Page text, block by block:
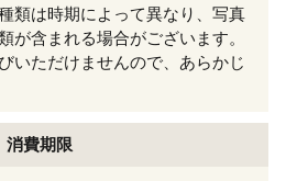
類は時期によって異なり、写真
が含まれる場合がございます。
いただけませんので、あらかじ
消費期限